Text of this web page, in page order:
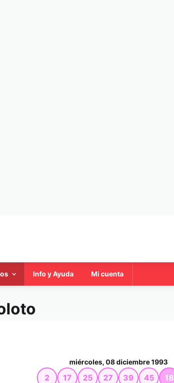
Info y Ayuda Mi cuenta
miércoles, 08 diciembre 1993
2 17 25 27 39 45 18